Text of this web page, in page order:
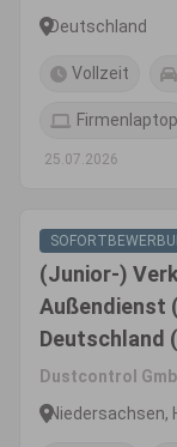
Deutschland
Vollzeit
Firmenlaptop
25.07.2026
(Junior-)
Außendienst
Deutschland
Westfalen,
Thüringen,
Dustcontrol
Niedersachsen,